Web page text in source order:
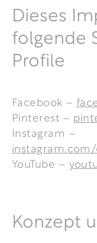
Dieses
folgende
Profile
Facebook –
Pinterest –
Instagram –
YouTube –
Konzept